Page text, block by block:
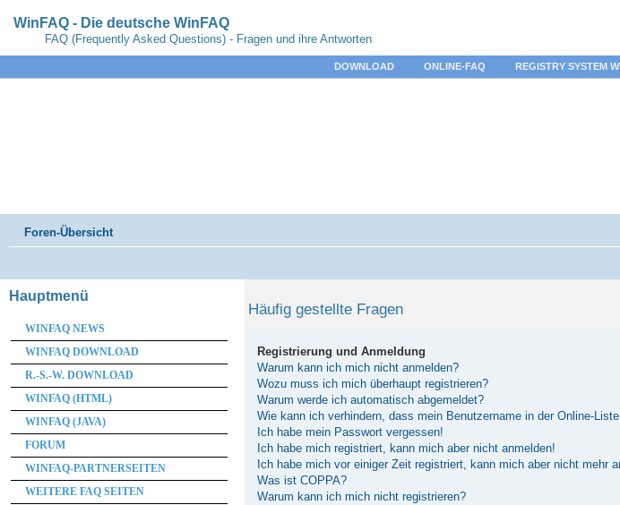
WinFAQ - Die deutsche WinFAQ
FAQ (Frequently Asked Questions) - Fragen und ihre Antworten
DOWNLOAD ONLINE-FAQ REGISTRY SYSTEM
Foren-Übersicht
Häufig gestellte Fragen
Registrierung und Anmeldung
Warum kann ich mich nicht anmelden?
Wozu muss ich mich überhaupt registrieren?
Warum werde ich automatisch abgemeldet?
Wie kann ich verhindern, dass mein Benutzername in der Online-
Ich habe mein Passwort vergessen!
Ich habe mich registriert, kann mich aber nicht anmelden!
Ich habe mich vor einiger Zeit registriert, kann mich aber nicht mehr
Was ist COPPA?
Warum kann ich mich nicht registrieren?
Hauptmenü
WINFAQ NEWS
WINFAQ DOWNLOAD
R.-S.-W. DOWNLOAD
WINFAQ (HTML)
WINFAQ (JAVA)
FORUM
WINFAQ-PARTNERSEITEN
WEITERE FAQ SEITEN